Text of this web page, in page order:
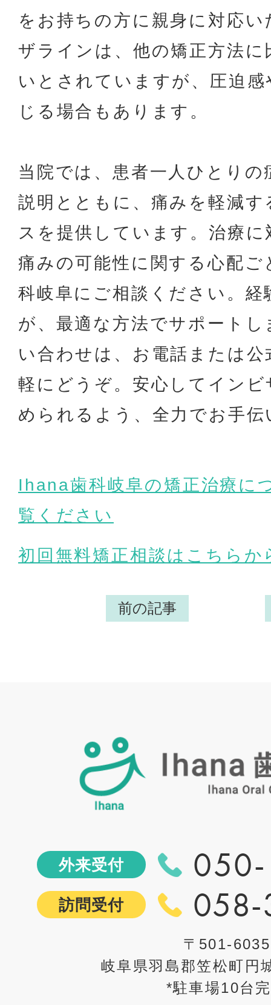
をお持ちの方に親身に対応
ザラインは、他の矯正方法
いとされていますが、圧迫
じる場合もあります。
当院では、患者一人ひとり
説明とともに、痛みを軽減
スを提供しています。治療
痛みの可能性に関する心配
科岐阜にご相談ください。
が、最適な方法でサポート
い合わせは、お電話または
軽にどうぞ。安心してイン
められるよう、全力でお手
Ihana歯科岐阜の矯正治療に
覧ください
初回無料矯正相談はこちらか
前の記事
外来受付
訪問受付 058-
〒501-6035
岐阜県羽島郡笠松町円
*駐車場10台